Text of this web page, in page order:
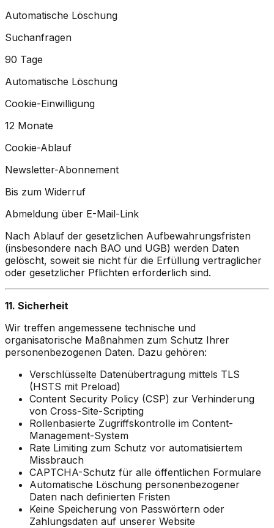
Automatische Löschung
Suchanfragen
90 Tage
Automatische Löschung
Cookie-Einwilligung
12 Monate
Cookie-Ablauf
Newsletter-Abonnement
Bis zum Widerruf
Abmeldung über E-Mail-Link
Nach Ablauf der gesetzlichen Aufbewahrungsfristen
(insbesondere nach BAO und UGB) werden Daten
gelöscht, soweit sie nicht für die Erfüllung vertraglicher
oder gesetzlicher Pflichten erforderlich sind.
11. Sicherheit
Wir treffen angemessene technische und
organisatorische Maßnahmen zum Schutz Ihrer
personenbezogenen Daten. Dazu gehören:
Verschlüsselte Datenübertragung mittels TLS
(HSTS mit Preload)
Content Security Policy (CSP) zur Verhinderung
von Cross-Site-Scripting
Rollenbasierte Zugriffskontrolle im Content-
Management-System
Rate Limiting zum Schutz vor automatisiertem
Missbrauch
CAPTCHA-Schutz für alle öffentlichen Formulare
Automatische Löschung personenbezogener
Daten nach definierten Fristen
Keine Speicherung von Passwörtern oder
Zahlungsdaten auf unserer Website